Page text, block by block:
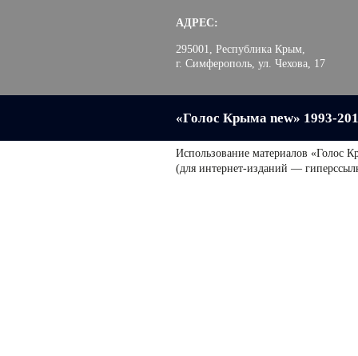
АДРЕС:
295001, Республика Крым,
г. Симферополь, ул. Чехова, 17
«Голос Крыма new» 1993-
Использование материалов «Голос
(для интернет-изданий —